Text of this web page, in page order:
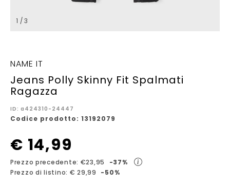
1 / 3
NAME IT
Jeans Polly Skinny Fit Spalmati
Ragazza
ID: a424310-24447
Codice prodotto: 13192079
€ 14,99
Prezzo precedente: €23,95
-37%
Prezzo di listino: € 29,99
-50%